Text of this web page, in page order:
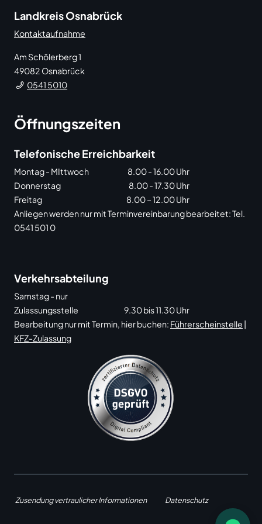
Landkreis Osnabrück
Kontaktaufnahme
Am Schölerberg 1
49082 Osnabrück
0541 5010
Öffnungszeiten
Telefonische Erreichbarkeit
Montag - MIttwoch
8.00 - 16.00 Uhr
Donnerstag
8.00 - 17.30 Uhr
Freitag
8.00 – 12.00 Uhr
Anliegen werden nur mit Terminvereinbarung bearbeitet: Tel.
0541 501 0
Verkehrsabteilung
Samstag - nur
Zulassungsstelle
9.30 bis 11.30 Uhr
Bearbeitung nur mit Termin, hier buchen: Führerscheinstelle |
KFZ-Zulassung
Zusendung vertraulicher Informationen Datenschutz